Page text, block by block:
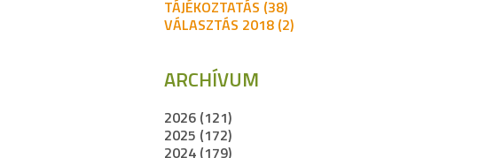
TÁJÉKOZTATÁS (38)
VÁLASZTÁS 2018 (2)
ARCHÍVUM
2026 (121)
2025 (172)
2024 (179)